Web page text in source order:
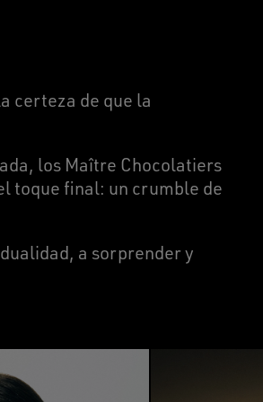
certeza de que la
los Maître Chocolatiers
toque final: un crumble de
a sorprender y